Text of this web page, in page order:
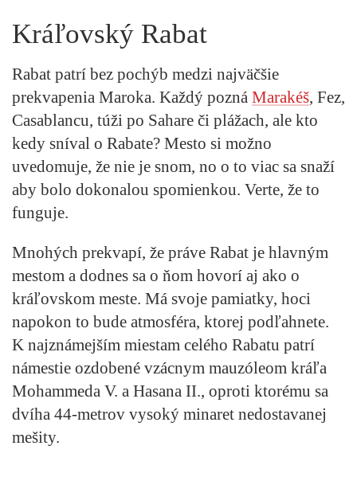
Kráľovský Rabat
Rabat patrí bez pochýb medzi najväčšie
prekvapenia Maroka. Každý pozná Marakéš, Fez,
Casablancu, túži po Sahare či plážach, ale kto
kedy sníval o Rabate? Mesto si možno
uvedomuje, že nie je snom, no o to viac sa snaží
aby bolo dokonalou spomienkou. Verte, že to
funguje.
Mnohých prekvapí, že práve Rabat je hlavným
mestom a dodnes sa o ňom hovorí aj ako o
kráľovskom meste. Má svoje pamiatky, hoci
napokon to bude atmosféra, ktorej podľahnete.
K najznámejším miestam celého Rabatu patrí
námestie ozdobené vzácnym mauzóleom kráľa
Mohammeda V. a Hasana II., oproti ktorému sa
dvíha 44-metrov vysoký minaret nedostavanej
mešity.